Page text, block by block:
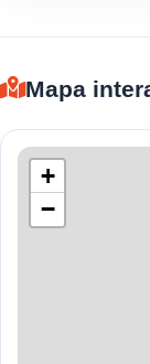
Mapa
+
−